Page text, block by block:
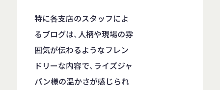
特に各支店のスタッフによ
るブログは、人柄や現場の雰
囲気が伝わるようなフレン
ドリーな内容で、ライズジャ
パン様の温かさが感じられ